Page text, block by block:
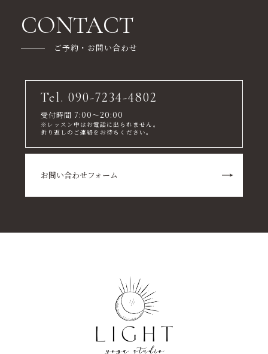
CONTACT
ご予約・お問い合わせ
Tel. 090-7234-4802
受付時間 7:00～20:00
※レッスン中はお電話に出られません。
折り返しのご連絡をお待ちください。
お問い合わせフォーム